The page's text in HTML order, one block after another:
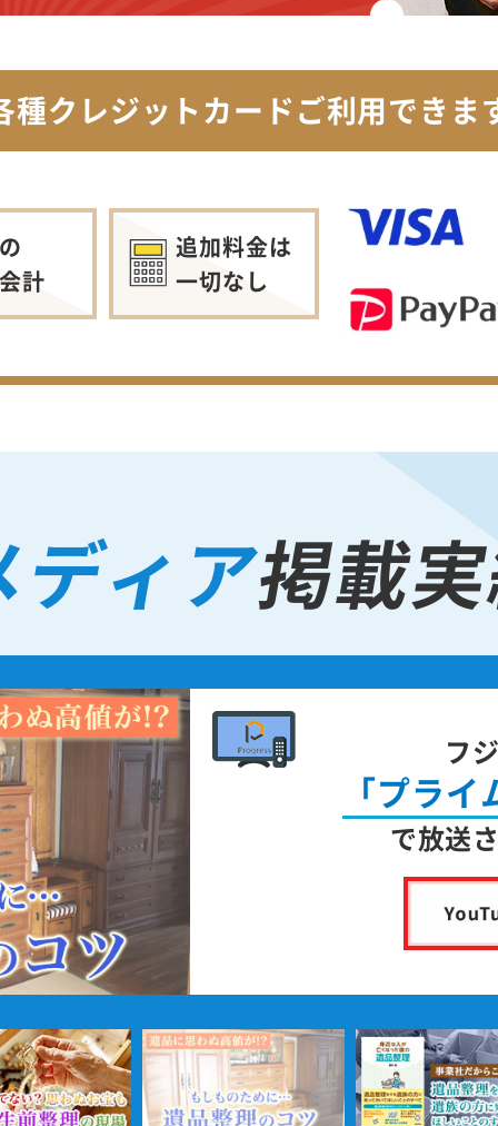
種クレジットカードご利用できま
計
追加料金は
一切なし
ディア掲載
フ
「プラ
で放送